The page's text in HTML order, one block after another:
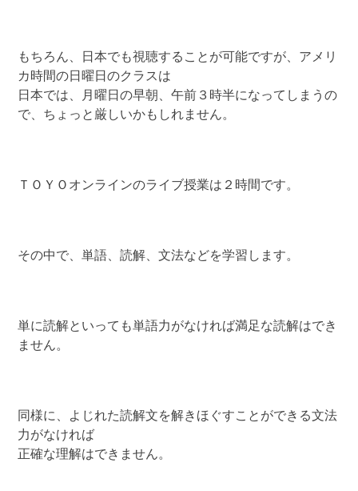
もちろん、日本でも視聴することが可能ですが、アメリ
カ時間の日曜日のクラスは
日本では、月曜日の早朝、午前３時半になってしまうの
で、ちょっと厳しいかもしれません。
ＴＯＹＯオンラインのライブ授業は２時間です。
その中で、単語、読解、文法などを学習します。
単に読解といっても単語力がなければ満足な読解はでき
ません。
同様に、よじれた読解文を解きほぐすことができる文法
力がなければ
正確な理解はできません。